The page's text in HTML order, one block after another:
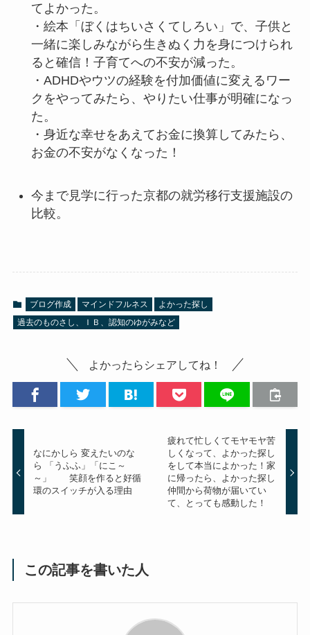
てよかった。
・絵本「ぼくはちいさくてしろい」で、子供と
一緒に楽しみながら生きぬく力を身につけられ
ると確信！子育てへの不安が減った。
・ADHDやウツの経験を付加価値に変えるワー
クをやってみたら、やりたい仕事が明確になっ
た。
・身近な幸せをあえてお金に換算してみたら、
お金の不安がなくなった！
今まで見学に行った京都の就労移行支援施設の
比較。
ブログ作成 マインドフルネス
よかった探し
過去のものさし、ＩＢ、認知のゆがみなど
よかったらシェアしてね！
なにかしら 変えたいのな
ら 「うふふ」「にこ～
～」 笑顔を作ると好循
環のスイッチが入る理由
疲れて忙しくてモヤモヤ苦
しくなって、よかった探し
をして本当によかった！家
に帰ったら、よかった探し
仲間から荷物が届いてい
て、とっても感動した！
この記事を書いた人